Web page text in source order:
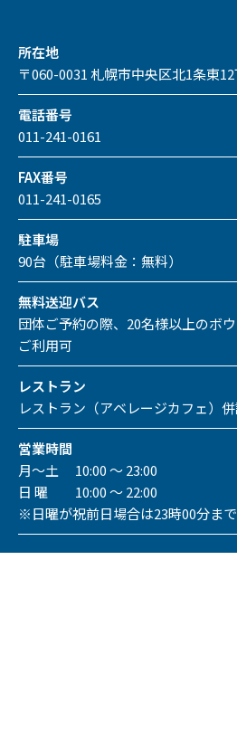
所在地
〒060-0031 札幌市中央区北1条東
電話番号
011-241-0161
FAX番号
011-241-0165
駐車場
90台（駐車場料金：無料）
無料送迎バス
団体ご予約の際、20名様以上のボ
ご利用可
レストラン
レストラン（アベレージカフェ）
営業時間
月～土 10:00 ～ 23:00
日 曜 10:00 ～ 22:00
※日曜が祝前日場合は23時00分ま